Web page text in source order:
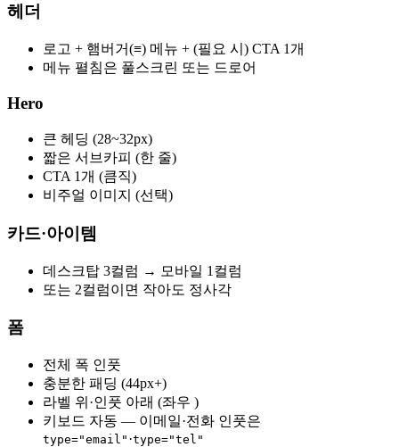
헤더
로고 + 햄버거(≡) 메뉴 + (필요 시) CTA 1개
메뉴 펼침은 풀스크린 또는 드로어
Hero
큰 헤딩 (28~32px)
짧은 서브카피 (한 줄)
CTA 1개 (큼직)
비주얼 이미지 (선택)
카드·아이템
데스크탑 3컬럼 → 모바일 1컬럼
또는 2컬럼이면 작아도 정사각
폼
전체 폭 인풋
충분한 패딩 (44px+)
라벨 위·인풋 아래 (좌우 )
키보드 자동 — 이메일·전화 인풋은
type="email" ·type="tel"